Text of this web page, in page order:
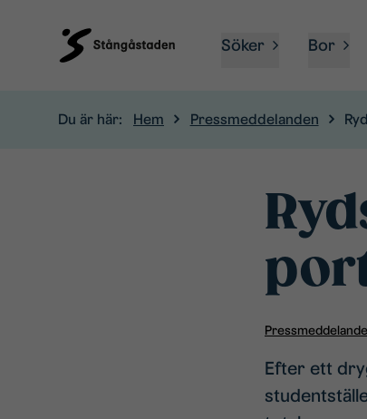
Söker Bor
Du är här: Hem Pressmeddelanden
Pressmeddelande
Efter ett